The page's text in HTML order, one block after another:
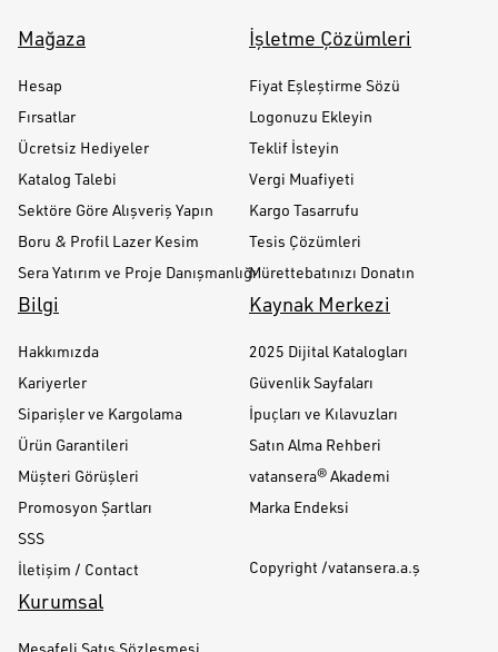
Mağaza
Hesap
Fırsatlar
Ücretsiz Hediyeler
Katalog Talebi
Sektöre Göre Alışveriş Yapın
Boru & Profil Lazer Kesim
Sera Yatırım ve Proje Danışmanlığı
İşletme Çözümleri
Fiyat Eşleştirme Sözü
Logonuzu Ekleyin
Teklif İsteyin
Vergi Muafiyeti
Kargo Tasarrufu
Tesis Çözümleri
Mürettebatınızı Donatın
Bilgi
Hakkımızda
Kariyerler
Siparişler ve Kargolama
Ürün Garantileri
Müşteri Görüşleri
Promosyon Şartları
SSS
İletişim / Contact
Kaynak Merkezi
2025 Dijital Katalogları
Güvenlik Sayfaları
İpuçları ve Kılavuzları
Satın Alma Rehberi
vatansera® Akademi
Marka Endeksi
Copyright /vatansera.a.ş
Kurumsal
Mesafeli Satış Sözleşmesi